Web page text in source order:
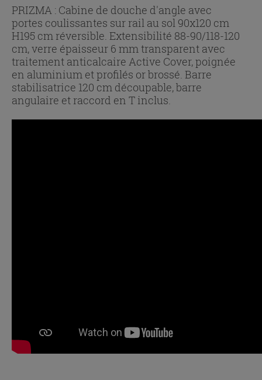
PRIZMA : Cabine de douche d'angle avec
portes coulissantes sur rail au sol 90x120 cm
H195 cm réversible. Extensibilité 88-90/118-120
cm, verre épaisseur 6 mm transparent avec
traitement anticalcaire Active Cover, poignée
en aluminium et profilés or brossé. Barre
stabilisatrice 120 cm découpable, barre
angulaire et raccord en T inclus.